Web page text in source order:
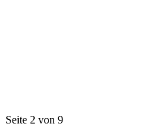
Seite 2 von 9